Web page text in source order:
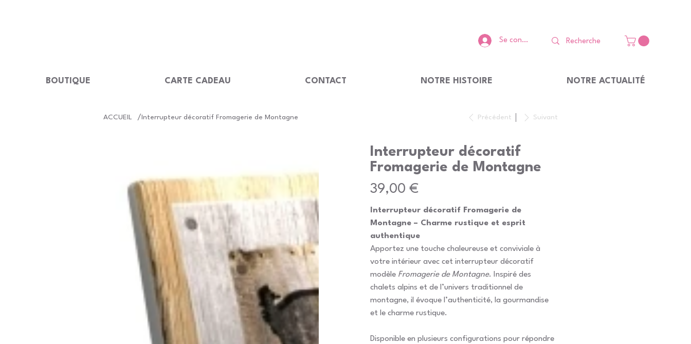
Se connecter
BOUTIQUE CARTE CADEAU CONTACT NOTRE HISTOIRE NOTRE ACTUALITÉ
ACCUEIL /Interrupteur décoratif Fromagerie de Montagne Précédent Suivant
Interrupteur décoratif
Fromagerie de Montagne
Prix
39,00 €
Interrupteur décoratif Fromagerie de
Montagne – Charme rustique et esprit
authentique
Apportez une touche chaleureuse et conviviale à
votre intérieur avec cet interrupteur décoratif
modèle Fromagerie de Montagne. Inspiré des
chalets alpins et de l’univers traditionnel de
montagne, il évoque l’authenticité, la gourmandise
et le charme rustique.
Disponible en plusieurs configurations pour répondre